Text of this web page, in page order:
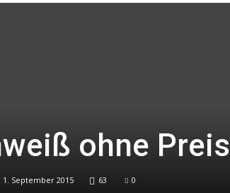
ohne Preis
1. September 2015 63 0